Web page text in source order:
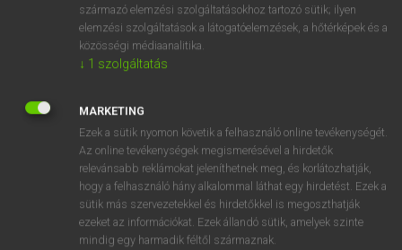
DÍJMENTES FRANCIA SZÓTÁR
cloisonnement
cloisonner
származó elemzési szolgáltatásokhoz tartozó sütik; ilyen
elemzési szolgáltatások a látogatóelemzések, a hőtérképek és a
közösségi médiaanalitika.
↓ 1 szolgáltatás
MARKETING
Ezek a sütik nyomon követik a felhasználó online tevékenységét.
Az online tevékenységek megismerésével a hirdetők
relevánsabb reklámokat jeleníthetnek meg, és korlátozhatják,
hogy a felhasználó hány alkalommal láthat egy hirdetést. Ezek a
sütik más szervezetekkel és hirdetőkkel is megoszthatják
ezeket az információkat. Ezek állandó sütik, amelyek szinte
mindig egy harmadik féltől származnak.